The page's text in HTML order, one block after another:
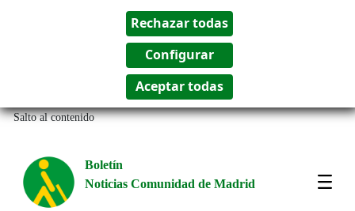
Salto al contenido
Boletín
Noticias Comunidad de Madrid